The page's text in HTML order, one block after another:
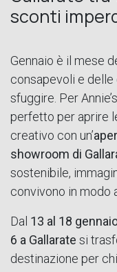
sconti
Gennaio è il mese
consapevoli e
sfuggire. Per
perfetto per aprire
creativo con un’
showroom di
sostenibile,
convivono in modo
Dal 13 al 18
6 a Gallarate si
destinazione per